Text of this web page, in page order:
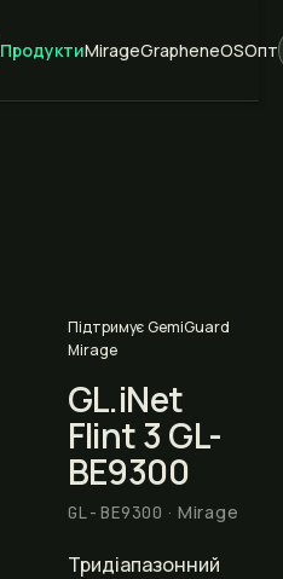
ПродуктиMirageGrapheneOSОпт
Підтримує GemiGuard
Mirage
GL.iNet
Flint 3 GL-
BE9300
GL-BE9300 · Mirage
Тридіапазонний